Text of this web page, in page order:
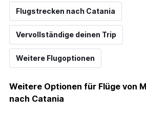
Flugstrecken nach Catania
Vervollständige deinen Trip
Weitere Flugoptionen
Weitere Optionen für Flüge von
nach Catania